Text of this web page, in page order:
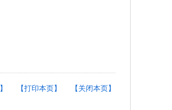
【关闭本页】
【打印本页】